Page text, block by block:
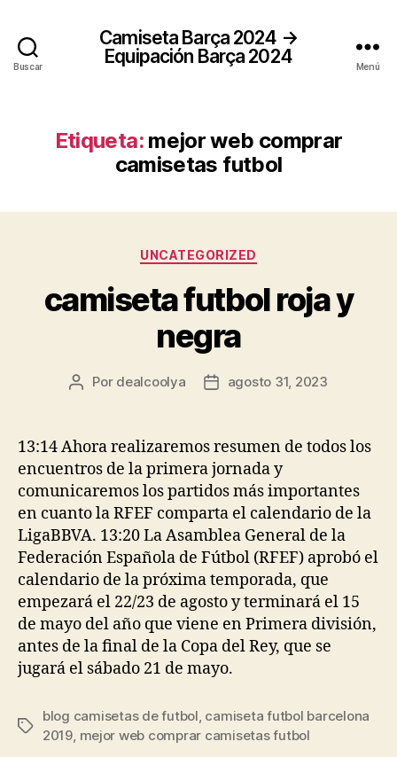
Buscar
Camiseta Barça 2024 →
Equipación Barça 2024
Menú
Etiqueta: mejor web comprar
camisetas futbol
Categorías
UNCATEGORIZED
camiseta futbol roja y
negra
Autor
entrada
Por dealcoolya
Fecha
entrada
agosto 31, 2023
13:14 Ahora realizaremos resumen de todos los
encuentros de la primera jornada y
comunicaremos los partidos más importantes
en cuanto la RFEF comparta el calendario de la
LigaBBVA. 13:20 La Asamblea General de la
Federación Española de Fútbol (RFEF) aprobó el
calendario de la próxima temporada, que
empezará el 22/23 de agosto y terminará el 15
de mayo del año que viene en Primera división,
antes de la final de la Copa del Rey, que se
jugará el sábado 21 de mayo.
Etiquetas
blog camisetas de futbol camiseta futbol barcelona
2019 mejor web comprar camisetas futbol